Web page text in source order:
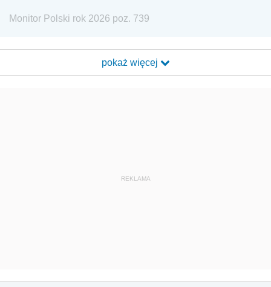
Monitor Polski rok 2026 poz. 739
pokaż więcej
REKLAMA